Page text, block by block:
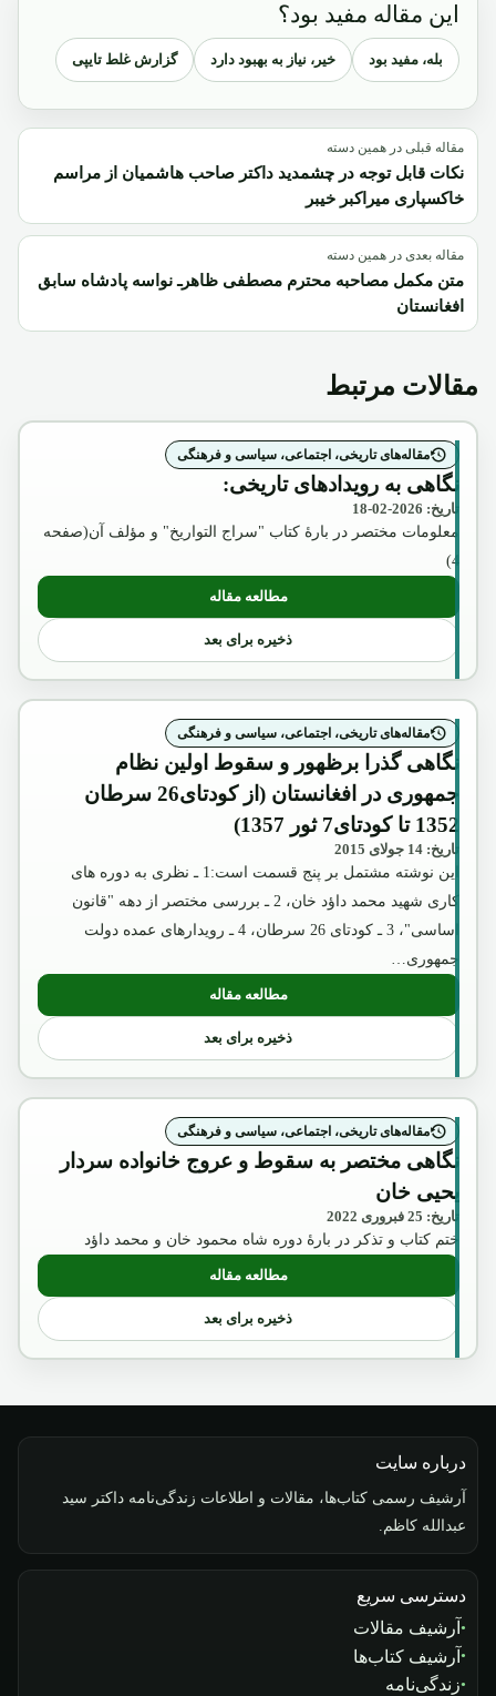
این مقاله مفید بود؟
بله، مفید بود خیر، نیاز به بهبود دارد گزارش غلط تایپی
مقاله قبلی در همین دسته
نکات قابل توجه در چشمدید داکتر صاحب هاشمیان از مراسم
خاکسپاری میراکبر خیبر
مقاله بعدی در همین دسته
متن مکمل مصاحبه محترم مصطفی ظاهرـ نواسه پادشاه سابق
افغانستان
مقالات مرتبط
مقاله‌های تاریخی، اجتماعی، سیاسی و فرهنگی
نگاهی به رویدادهای تاریخی:
تاریخ: 2026-02-18
معلومات مختصر در بارۀ کتاب "سراج التواریخ" و مؤلف آن(صفحه
4)
مطالعه مقاله: نگاهی به رویدادهای تاریخی:
ذخیره برای بعد
مقاله‌های تاریخی، اجتماعی، سیاسی و فرهنگی
نگاهی گذرا برظهور و سقوط اولین نظام
جمهوری در افغانستان (از کودتای26 سرطان
1352 تا کودتای7 ثور 1357)
تاریخ: 14 جولای 2015
این نوشته مشتمل بر پنج قسمت است:1 ـ نظری به دوره های
کاری شهید محمد داؤد خان، 2 ـ بررسی مختصر از دهه "قانون
اساسی"، 3 ـ کودتای 26 سرطان، 4 ـ رویدارهای عمده دولت
جمهوری…
مطالعه مقاله: نگاهی گذرا برظهور و سقوط اولین نظام جمهوری در
ذخیره برای بعد
مقاله‌های تاریخی، اجتماعی، سیاسی و فرهنگی
نگاهی مختصر به سقوط و عروج خانواده سردار
یحیی خان
تاریخ: 25 فبروری 2022
ختم کتاب و تذکر در بارۀ دوره شاه محمود خان و محمد داؤد
مطالعه مقاله: نگاهی مختصر به سقوط و عروج خانواده
ذخیره برای بعد
درباره سایت
آرشیف رسمی کتاب‌ها، مقالات و اطلاعات زندگی‌نامه داکتر سید
عبدالله کاظم.
دسترسی سریع
آرشیف مقالات
آرشیف کتاب‌ها
زندگی‌نامه